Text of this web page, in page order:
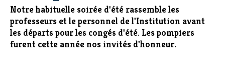
Notre habituelle soirée d'été rassemble les
professeurs et le personnel de l'Institution avant
les départs pour les congés d'été. Les pompiers
furent cette année nos invités d'honneur.